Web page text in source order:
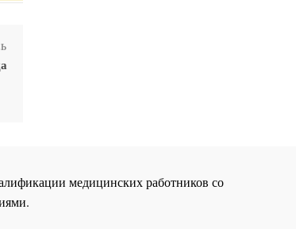
медицинских работников со